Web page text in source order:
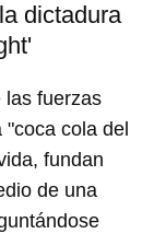
dictadura
las fuerzas
cola del
fundan
de una